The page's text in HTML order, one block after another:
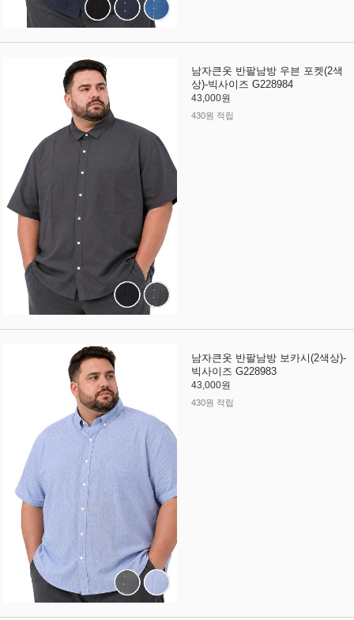
남자큰옷 반팔남방 우븐 포켓(2색
상)-빅사이즈 G228984
43,000원
430원 적립
남자큰옷 반팔남방 보카시(2색상)-
빅사이즈 G228983
43,000원
430원 적립